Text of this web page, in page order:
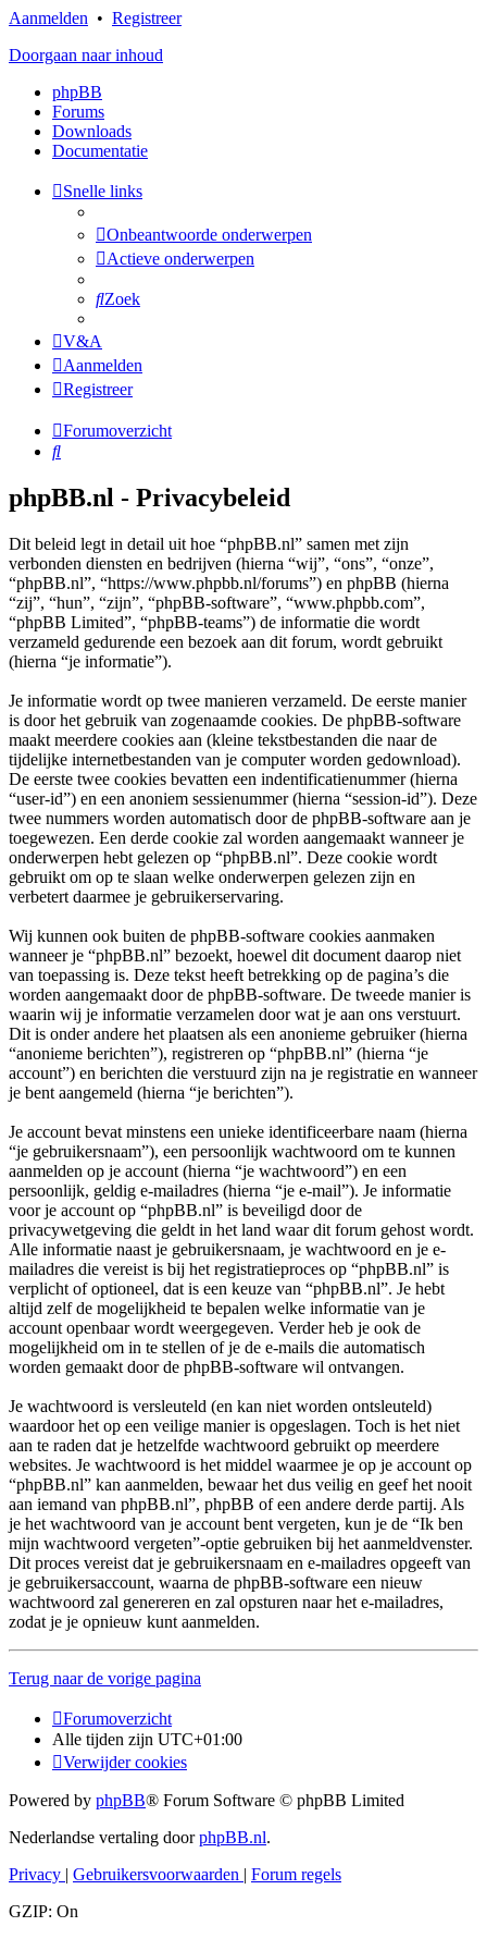
Aanmelden • Registreer
Doorgaan naar inhoud
phpBB
Forums
Downloads
Documentatie
Snelle links
Onbeantwoorde onderwerpen
Actieve onderwerpen
Zoek
V&A
Aanmelden
Registreer
Forumoverzicht
Zoek
phpBB.nl - Privacybeleid
Dit beleid legt in detail uit hoe “phpBB.nl” samen met zijn
verbonden diensten en bedrijven (hierna “wij”, “ons”, “onze”,
“phpBB.nl”, “https://www.phpbb.nl/forums”) en phpBB (hierna
“zij”, “hun”, “zijn”, “phpBB-software”, “www.phpbb.com”,
“phpBB Limited”, “phpBB-teams”) de informatie die wordt
verzameld gedurende een bezoek aan dit forum, wordt gebruikt
(hierna “je informatie”).
Je informatie wordt op twee manieren verzameld. De eerste manier
is door het gebruik van zogenaamde cookies. De phpBB-software
maakt meerdere cookies aan (kleine tekstbestanden die naar de
tijdelijke internetbestanden van je computer worden gedownload).
De eerste twee cookies bevatten een indentificatienummer (hierna
“user-id”) en een anoniem sessienummer (hierna “session-id”). Deze
twee nummers worden automatisch door de phpBB-software aan je
toegewezen. Een derde cookie zal worden aangemaakt wanneer je
onderwerpen hebt gelezen op “phpBB.nl”. Deze cookie wordt
gebruikt om op te slaan welke onderwerpen gelezen zijn en
verbetert daarmee je gebruikerservaring.
Wij kunnen ook buiten de phpBB-software cookies aanmaken
wanneer je “phpBB.nl” bezoekt, hoewel dit document daarop niet
van toepassing is. Deze tekst heeft betrekking op de pagina’s die
worden aangemaakt door de phpBB-software. De tweede manier is
waarin wij je informatie verzamelen door wat je aan ons verstuurt.
Dit is onder andere het plaatsen als een anonieme gebruiker (hierna
“anonieme berichten”), registreren op “phpBB.nl” (hierna “je
account”) en berichten die verstuurd zijn na je registratie en wanneer
je bent aangemeld (hierna “je berichten”).
Je account bevat minstens een unieke identificeerbare naam (hierna
“je gebruikersnaam”), een persoonlijk wachtwoord om te kunnen
aanmelden op je account (hierna “je wachtwoord”) en een
persoonlijk, geldig e-mailadres (hierna “je e-mail”). Je informatie
voor je account op “phpBB.nl” is beveiligd door de
privacywetgeving die geldt in het land waar dit forum gehost wordt.
Alle informatie naast je gebruikersnaam, je wachtwoord en je e-
mailadres die vereist is bij het registratieproces op “phpBB.nl” is
verplicht of optioneel, dat is een keuze van “phpBB.nl”. Je hebt
altijd zelf de mogelijkheid te bepalen welke informatie van je
account openbaar wordt weergegeven. Verder heb je ook de
mogelijkheid om in te stellen of je de e-mails die automatisch
worden gemaakt door de phpBB-software wil ontvangen.
Je wachtwoord is versleuteld (en kan niet worden ontsleuteld)
waardoor het op een veilige manier is opgeslagen. Toch is het niet
aan te raden dat je hetzelfde wachtwoord gebruikt op meerdere
websites. Je wachtwoord is het middel waarmee je op je account op
“phpBB.nl” kan aanmelden, bewaar het dus veilig en geef het nooit
aan iemand van phpBB.nl”, phpBB of een andere derde partij. Als
je het wachtwoord van je account bent vergeten, kun je de “Ik ben
mijn wachtwoord vergeten”-optie gebruiken bij het aanmeldvenster.
Dit proces vereist dat je gebruikersnaam en e-mailadres opgeeft van
je gebruikersaccount, waarna de phpBB-software een nieuw
wachtwoord zal genereren en zal opsturen naar het e-mailadres,
zodat je je opnieuw kunt aanmelden.
Terug naar de vorige pagina
Forumoverzicht
Alle tijden zijn UTC+01:00
Verwijder cookies
Powered by phpBB® Forum Software © phpBB Limited
Nederlandse vertaling doorphpBB.nl.
Privacy | Gebruikersvoorwaarden | Forum regels
GZIP: On